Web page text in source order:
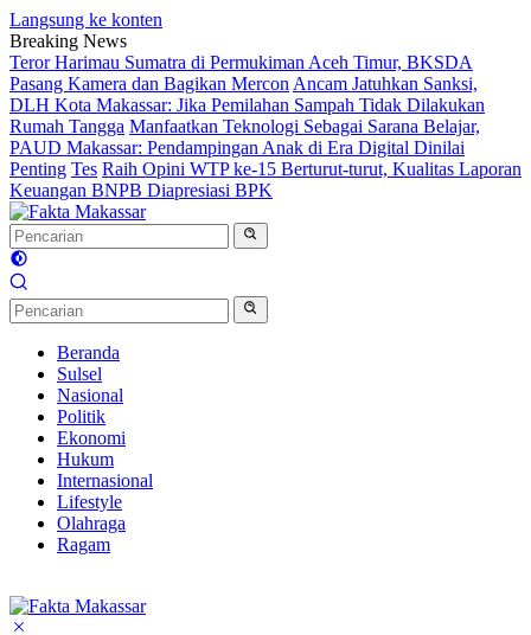
Langsung ke konten
Breaking News
Teror Harimau Sumatra di Permukiman Aceh Timur, BKSDA
Pasang Kamera dan Bagikan Mercon Ancam Jatuhkan Sanksi,
DLH Kota Makassar: Jika Pemilahan Sampah Tidak Dilakukan
Rumah Tangga Manfaatkan Teknologi Sebagai Sarana Belajar,
PAUD Makassar: Pendampingan Anak di Era Digital Dinilai
Penting Tes Raih Opini WTP ke-15 Berturut-turut, Kualitas Laporan
Keuangan BNPB Diapresiasi BPK
Beranda
Sulsel
Nasional
Politik
Ekonomi
Hukum
Internasional
Lifestyle
Olahraga
Ragam